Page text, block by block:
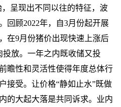
，呈现出不同以往的特征，波
回顾2022年，自3月份起开展
在9月份猪价出现快速上涨后
放。一年之内既收储又投
瞻性和灵活性使得年度总体行
接受。让价格“静如止水”既做
的大起大落是共同诉求。业内